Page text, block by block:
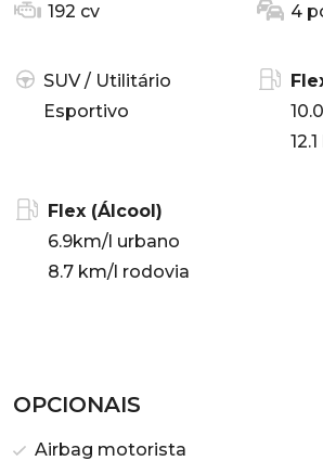
192 cv 4
SUV / Utilitário
Esportivo
Flex (Álcool)
6.9km/l urbano
8.7 km/l rodovia
OPCIONAIS
Airbag motorista